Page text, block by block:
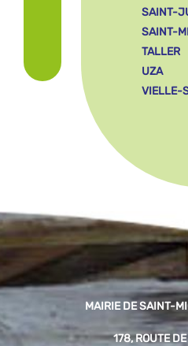
SAINT-
SAINT-
TALLER
UZA
VIELLE-
MAIRIE DE SAINT-
178, ROUTE